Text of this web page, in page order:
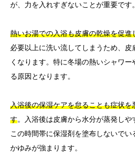
が、力を入れすぎないことが重要です。
熱いお湯での入浴も皮膚の乾燥を促進
必要以上に洗い流してしまうため、
くなります。特に冬場の熱いシャワ
る原因となります。
入浴後の保湿ケアを怠ることも症状
す。入浴後は皮膚から水分が蒸発しや
この時間帯に保湿剤を塗布しないでい
かゆみが強まります。